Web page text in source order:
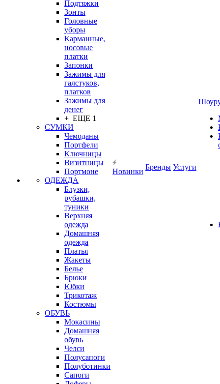
Подтяжки
Зонты
Головные
уборы
Карманные,
носовые
платки
Запонки
Зажимы для
галстуков,
платков
Зажимы для
денег
+ ЕЩЕ 1
СУМКИ
Чемоданы
Портфели
Ключницы
Визитницы
Портмоне
ОДЕЖДА
Блузки,
рубашки,
туники
Верхняя
одежда
Домашняя
одежда
Платья
Жакеты
Белье
Брюки
Юбки
Трикотаж
Костюмы
ОБУВЬ
Мокасины
Домашняя
обувь
Челси
Полусапоги
Полуботинки
Сапоги
Новинки
Бренды Услуги